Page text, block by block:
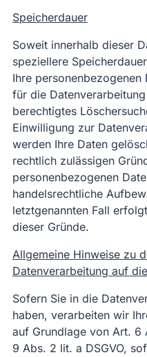
Speicherdauer
Soweit innerhalb dieser
speziellere
Ihre
für die
berechtigtes
Einwilligung zur
werden Ihre Daten
rechtlich zulässigen
personenbezogenen
handelsrechtliche
letztgenannten Fall
dieser Gründe.
Allgemeine Hinweise zu
Datenverarbeitung auf
Sofern Sie in die
haben, verarbeiten wir
auf Grundlage von Art. 6
9 Abs. 2 lit. a DSGVO,